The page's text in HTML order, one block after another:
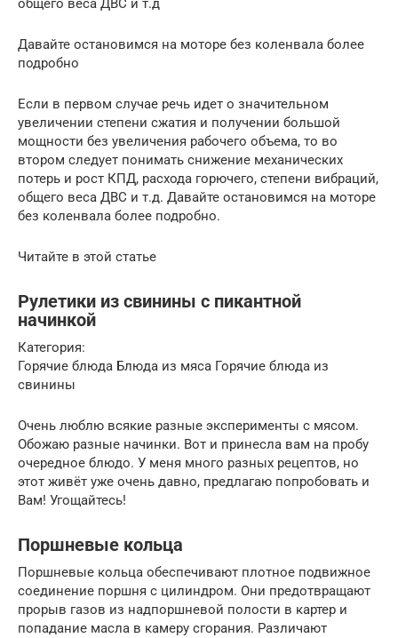
общего веса ДВС и т.д
Давайте остановимся на моторе без коленвала более
подробно
Если в первом случае речь идет о значительном
увеличении степени сжатия и получении большой
мощности без увеличения рабочего объема, то во
втором следует понимать снижение механических
потерь и рост КПД, расхода горючего, степени вибраций,
общего веса ДВС и т.д. Давайте остановимся на моторе
без коленвала более подробно.
Читайте в этой статье
Рулетики из свинины с пикантной
начинкой
Категория:
Горячие блюда Блюда из мяса Горячие блюда из
свинины
Очень люблю всякие разные эксперименты с мясом.
Обожаю разные начинки. Вот и принесла вам на пробу
очередное блюдо. У меня много разных рецептов, но
этот живёт уже очень давно, предлагаю попробовать и
Вам! Угощайтесь!
Поршневые кольца
Поршневые кольца обеспечивают плотное подвижное
соединение поршня с цилиндром. Они предотвращают
прорыв газов из надпоршневой полости в картер и
попадание масла в камеру сгорания. Различают